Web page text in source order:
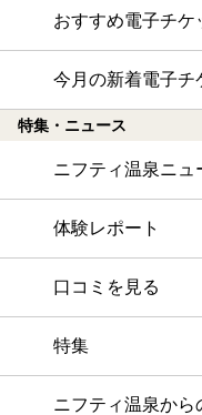
おすすめ電子チケ
今月の新着電子チ
特集・ニュース
ニフティ温泉ニュ
体験レポート
口コミを見る
特集
ニフティ温泉から